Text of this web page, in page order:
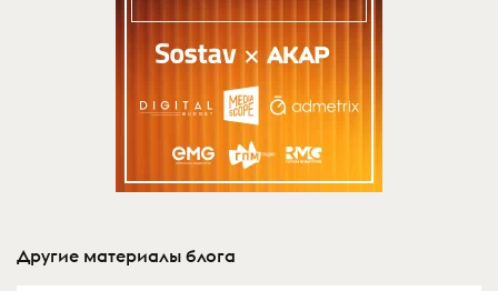
Другие материалы блога